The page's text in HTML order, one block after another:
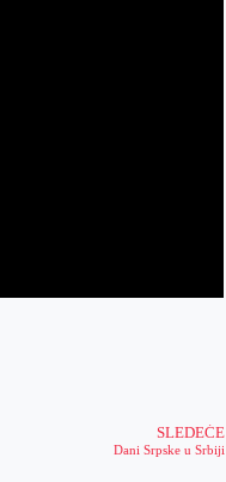
SLEDEĆE
Dani Srpske u Srbiji